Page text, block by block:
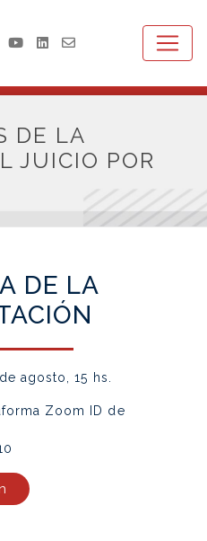
DE LA
JUICIO POR
DE LA
agosto, 15 hs.
Zoom ID de